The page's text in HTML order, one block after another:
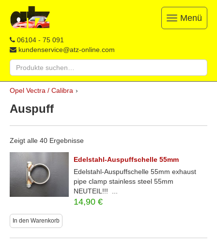
ATZ
Opel-
Ersatzteile
Restauration,
Reparatur
&
Ersatzteile
&
Onlineshop
06104 - 75 091
kundenservice@atz-online.com
Suche
nach:
Toggle
navigation
Menü
Skip
content
Opel Vectra / Calibra ›
Auspuff
Zeigt alle 40 Ergebnisse
Edelstahl-Auspuffschelle 55mm
Edelstahl-Auspuffschelle 55mm exhaust
pipe clamp stainless steel 55mm
NEUTEIL!!! ...
14,90€
In den Warenkorb